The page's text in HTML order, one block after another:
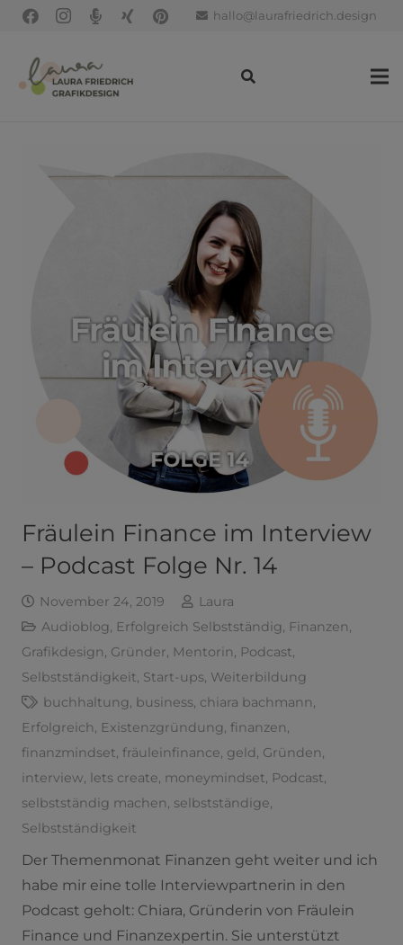
hallo@laurafriedrich.design
Fräulein Finance im Interview
– Podcast Folge Nr. 14
November 24, 2019
Laura
Audioblog, Erfolgreich Selbstständig, Finanzen,
Grafikdesign, Gründer, Mentorin, Podcast,
Selbstständigkeit, Start-ups, Weiterbildung
buchhaltung, business, chiara bachmann,
Erfolgreich, Existenzgründung, finanzen,
finanzmindset, fräuleinfinance, geld, Gründen,
interview, lets create, moneymindset, Podcast,
selbstständig machen, selbstständige,
Selbstständigkeit
Der Themenmonat Finanzen geht weiter und ich
habe mir eine tolle Interviewpartnerin in den
Podcast geholt: Chiara, Gründerin von Fräulein
Finance und Finanzexpertin. Sie unterstützt